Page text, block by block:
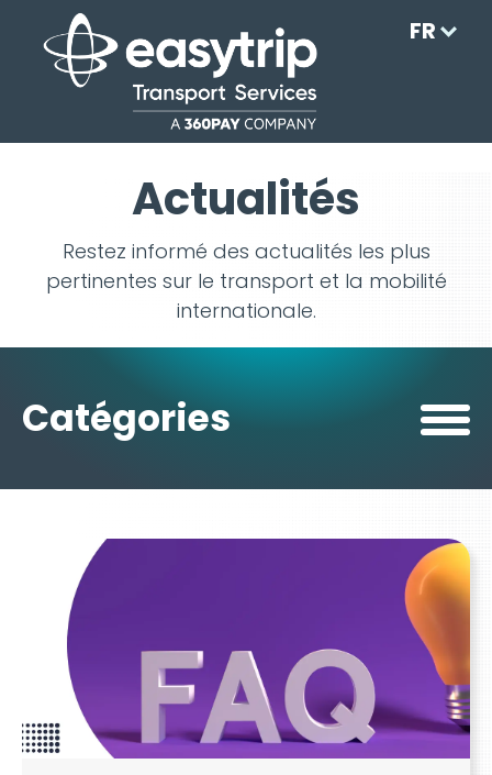
FR
Actualités
Restez informé des actualités les plus
pertinentes sur le transport et la mobilité
internationale.
Catégories